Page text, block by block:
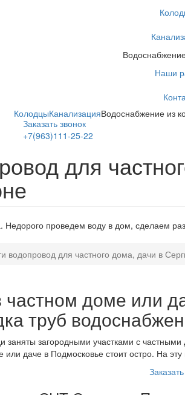
Наши
КолодцыКанализацияВодоснабжение из
Заказать звонок
+7(963)111-25-22
для
проведем воду в дом, сделаем
водопровод для частного дома, дачи в
доме или
труб
загородными участками с
или даче в Подмосковье стоит остро. На